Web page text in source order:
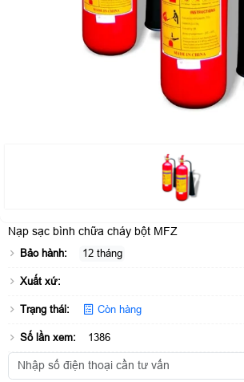
Nạp sạc bình chữa cháy bột MFZ
Bảo hành: 12 tháng
Xuất xứ:
Trạng thái: Còn hàng
Số lần xem: 1386